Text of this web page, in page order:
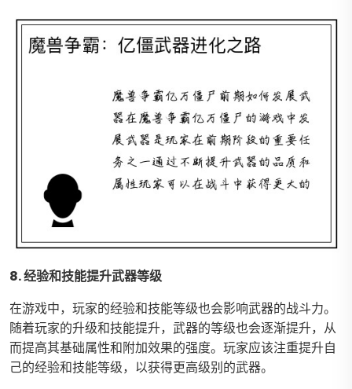
8. 经验和技能提升武器等级
在游戏中，玩家的经验和技能等级也会影响武器的战斗力。
随着玩家的升级和技能提升，武器的等级也会逐渐提升，从
而提高其基础属性和附加效果的强度。玩家应该注重提升自
己的经验和技能等级，以获得更高级别的武器。